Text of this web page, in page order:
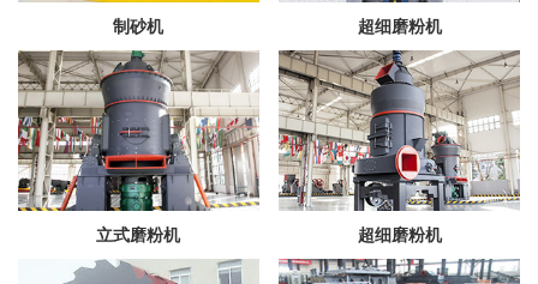
制砂机 超细磨粉机
立式磨粉机 超细磨粉机